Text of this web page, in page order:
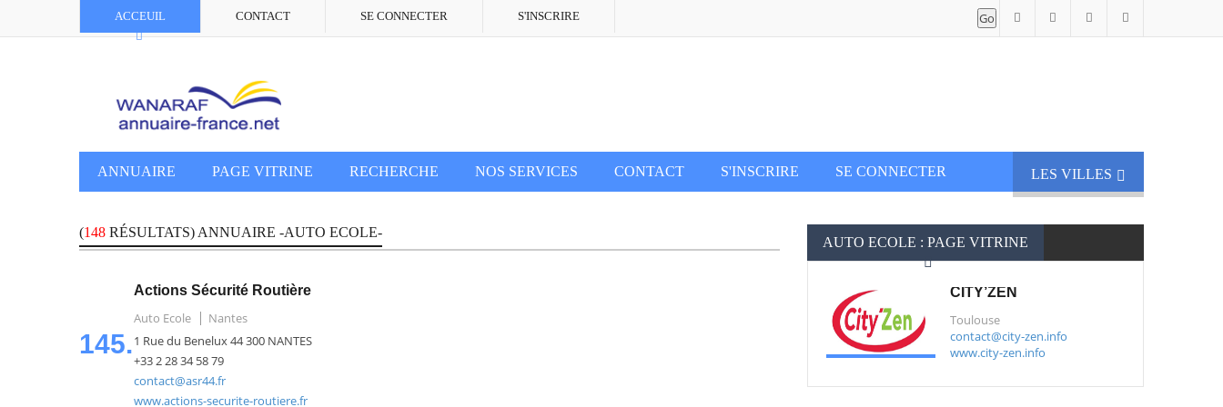
ACCEUIL CONTACT SE CONNECTER S'INSCRIRE
ANNUAIRE PAGE VITRINE RECHERCHE NOS SERVICES CONTACT S'INSCRIRE SE CONNECTER LES VILLES
(148 RÉSULTATS) ANNUAIRE -AUTO ECOLE-
145.
Actions Sécurité Routière
Auto Ecole
Nantes
1 Rue du Benelux 44 300 NANTES
+33 2 28 34 58 79
contact@asr44.fr
www.actions-securite-routiere.fr
AUTO ECOLE : PAGE VITRINE
CITY’ZEN
Toulouse
contact@city-zen.info
www.city-zen.info